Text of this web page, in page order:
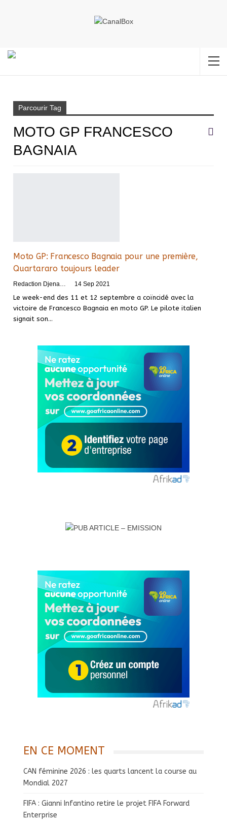
Parcourir Tag
MOTO GP FRANCESCO
BAGNAIA
Moto GP: Francesco Bagnaia pour une première,
Quartararo toujours leader
14 Sep 2021
Le week-end des 11 et 12 septembre a coïncidé avec la
victoire de Francesco Bagnaia en moto GP. Le pilote italien
signait son…
EN CE MOMENT
CAN féminine 2026 : les quarts lancent la course au
Mondial 2027
FIFA : Gianni Infantino retire le projet FIFA Forward
Enterprise